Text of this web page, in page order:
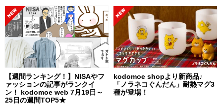
【週間ランキング！】NISAやフ
ァッションの記事がランクイ
ン！ kodomoe web 7月19日～
25日の週間TOP5★
kodomoe shopより新商品♪
「ノラネコぐんだん」耐熱マグ3
種が登場！